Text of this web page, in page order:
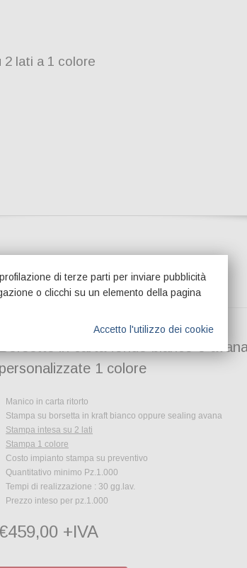
2 lati a 1 colore
in carta fondo bianco o
personalizzate 1 colore
Manico in carta ritorto
Stampa su borsetta in kraft bianco oppure sealing avana
Stampa intesa su 2 lati
Stampa 1 colore
Costo impianto stampa su preventivo
Quantitativo minimo Pz.1.000
Tempi di realizzazione : 30 gg.lav.
Prezzo inteso per pz.1.000
+IVA
di terze parti per inviare pubblicità
o clicchi su un elemento della pagina
Accetto l'utilizzo dei cookie